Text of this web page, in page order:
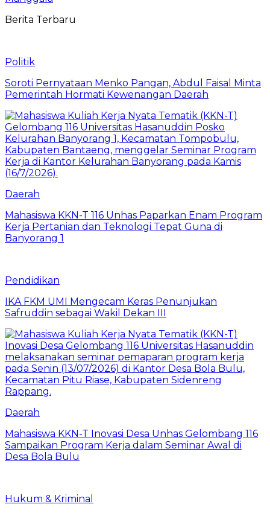
Berita Terbaru
Politik
Soroti Pernyataan Menko Pangan, Abdul Faisal Minta
Pemerintah Hormati Kewenangan Daerah
Daerah
Mahasiswa KKN-T 116 Unhas Paparkan Enam Program
Kerja Pertanian dan Teknologi Tepat Guna di
Banyorang 1
Pendidikan
IKA FKM UMI Mengecam Keras Penunjukan
Safruddin sebagai Wakil Dekan III
Daerah
Mahasiswa KKN-T Inovasi Desa Unhas Gelombang 116
Sampaikan Program Kerja dalam Seminar Awal di
Desa Bola Bulu
Hukum & Kriminal